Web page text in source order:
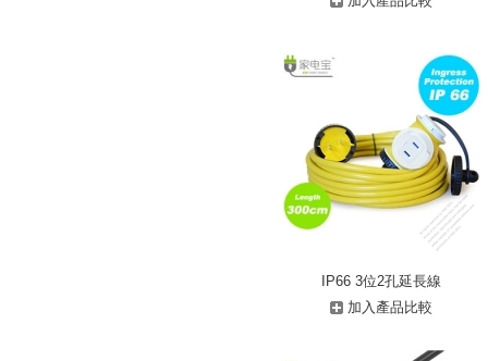
IP66 3位2孔延長線
加入產品比較